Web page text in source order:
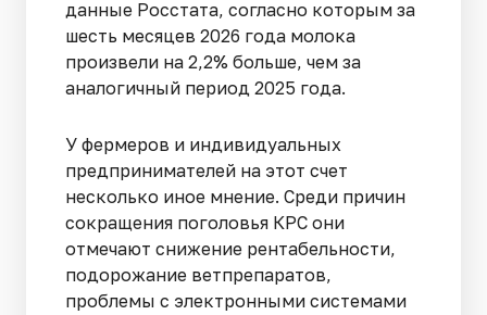
данные Росстата, согласно которым за
шесть месяцев 2026 года молока
произвели на 2,2% больше, чем за
аналогичный период 2025 года.
У фермеров и индивидуальных
предпринимателей на этот счет
несколько иное мнение. Среди причин
сокращения поголовья КРС они
отмечают снижение рентабельности,
подорожание ветпрепаратов,
проблемы с электронными системами